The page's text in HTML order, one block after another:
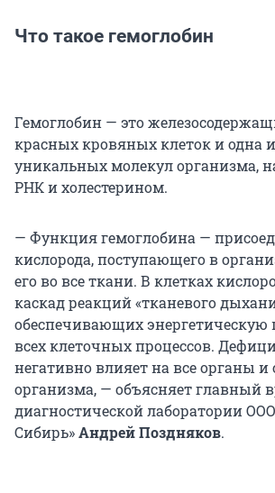
Что такое гемоглобин
Гемоглобин — это
красных кровяных клеток и одна
уникальных молекул организма,
РНК и холестерином.
— Функция гемоглобина —
кислорода, поступающего в
его во все ткани. В клетках
каскад реакций «тканевого
обеспечивающих энергетическую
всех клеточных процессов.
негативно влияет на все органы и
организма, — объясняет главный
диагностической лаборатории
Сибирь»Андрей Поздняков.